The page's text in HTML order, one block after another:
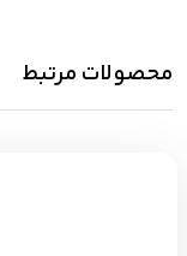
محصولات مرتبط